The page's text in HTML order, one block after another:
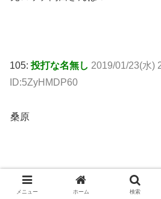
105:投打な名無し 2019/01/23(水)
ID:5ZyHMDP60
桑原
106:投打な名無し
2019/01/23(水)
メニュー ホーム 検索